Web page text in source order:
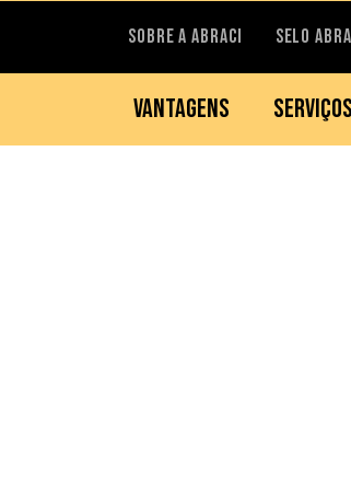
SOBRE A ABRACI SELO
VANTAGENS SERVIÇOS